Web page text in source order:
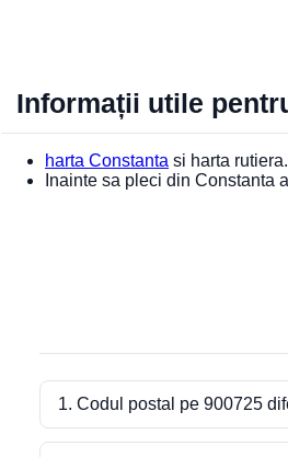
Informații utile
harta Constanta si harta rutiera.
Inainte sa pleci din Constanta
1. Codul postal pe 900725